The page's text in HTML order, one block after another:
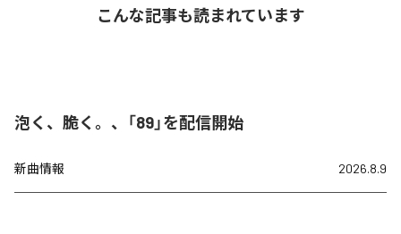
こんな記事も読まれています
泡く、脆く。、「89」を配信開始
新曲情報 2026.8.9